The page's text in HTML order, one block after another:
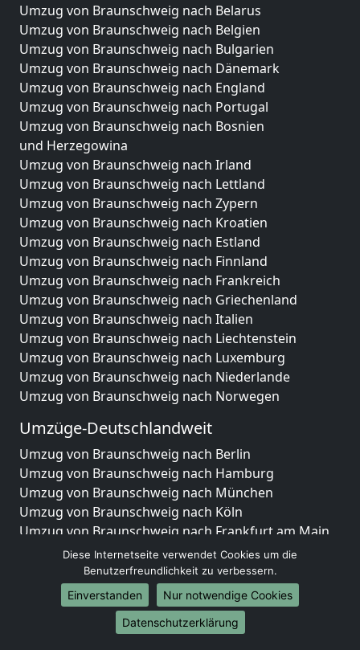
Umzug von Braunschweig nach Belarus
Umzug von Braunschweig nach Belgien
Umzug von Braunschweig nach Bulgarien
Umzug von Braunschweig nach Dänemark
Umzug von Braunschweig nach England
Umzug von Braunschweig nach Portugal
Umzug von Braunschweig nach Bosnien
und Herzegowina
Umzug von Braunschweig nach Irland
Umzug von Braunschweig nach Lettland
Umzug von Braunschweig nach Zypern
Umzug von Braunschweig nach Kroatien
Umzug von Braunschweig nach Estland
Umzug von Braunschweig nach Finnland
Umzug von Braunschweig nach Frankreich
Umzug von Braunschweig nach Griechenland
Umzug von Braunschweig nach Italien
Umzug von Braunschweig nach Liechtenstein
Umzug von Braunschweig nach Luxemburg
Umzug von Braunschweig nach Niederlande
Umzug von Braunschweig nach Norwegen
Umzüge-Deutschlandweit
Umzug von Braunschweig nach Berlin
Umzug von Braunschweig nach Hamburg
Umzug von Braunschweig nach München
Umzug von Braunschweig nach Köln
Umzug von Braunschweig nach Frankfurt am Main
Umzug von Braunschweig nach Stuttgart
Umzug von Braunschweig nach Düsseldorf
Umzug von Braunschweig nach Leipzig
Umzug von Braunschweig nach Dortmund
Umzug von Braunschweig nach Essen
Diese Internetseite verwendet Cookies um die
Benutzerfreundlichkeit zu verbessern.
Einverstanden
Nur notwendige Cookies
Datenschutzerklärung